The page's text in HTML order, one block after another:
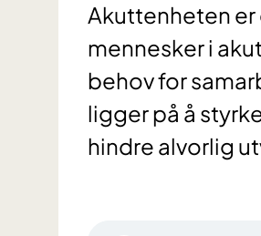
Akuttenheten
mennesker i
behov for
ligger på å
hindre alvorlig